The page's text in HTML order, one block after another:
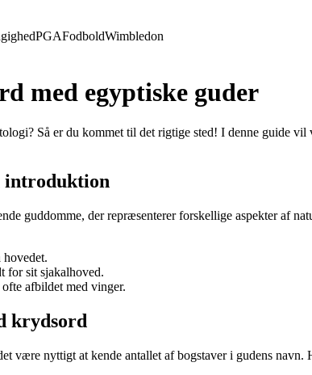
PGAFodboldWimbledon
med egyptiske guder
Så er du kommet til det rigtige sted! I denne guide
introduktion
guddomme, der repræsenterer forskellige aspekter af
for sit sjakalhoved.
afbildet med vinger.
krydsord
være nyttigt at kende antallet af bogstaver i gudens navn.